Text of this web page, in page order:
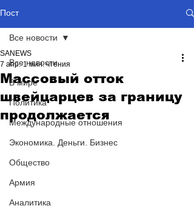
Пост
Все новости
В мире
Политика
Международные отношения
Экономика. Деньги. Бизнес
Общество
Армия
Аналитика
Все новости
Массовый отток
швейцарцев за границу
продолжается
SANEWS
7 апр. 1 мин. чтения